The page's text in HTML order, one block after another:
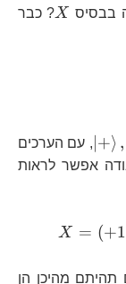
בבסיס X? כבר
X
+⟩ ,
, עם הערכים
אפשר לראות
X = (+1
תהיתם מהיכן הן